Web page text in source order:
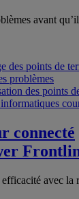
avant
des points de
problèmes
des points
connecté
avec la